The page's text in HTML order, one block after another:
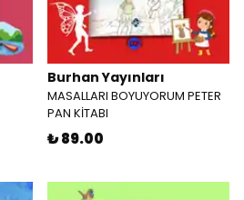
Burhan Yayınları
MASALLARI BOYUYORUM PETER
PAN KİTABI
₺ 89.00